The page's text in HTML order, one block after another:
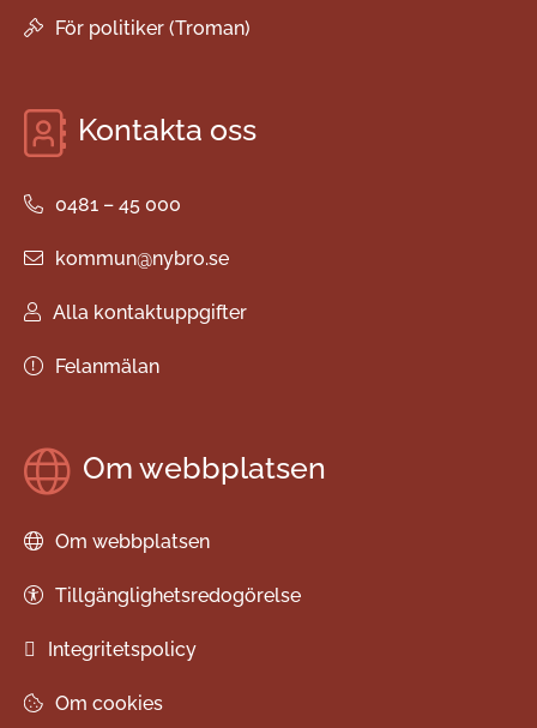
För politiker (Troman)
Kontakta oss
0481 – 45 000
kommun@nybro.se
Alla kontaktuppgifter
Felanmälan
Om webbplatsen
Om webbplatsen
Tillgänglighetsredogörelse
Integritetspolicy
Om cookies